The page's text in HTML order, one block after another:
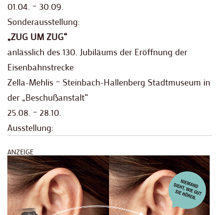
01.04. – 30.09.
Sonderausstellung:
„ZUG UM ZUG“
anlässlich des 130. Jubiläums der Eröffnung der
Eisenbahnstrecke
Zella-Mehlis – Steinbach-Hallenberg Stadtmuseum in
der „Beschußanstalt“
25.08. – 28.10.
Ausstellung:
ANZEIGE